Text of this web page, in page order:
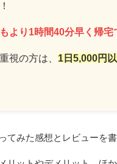
より1時間40分早く帰宅
視の方は、 1日5,000円
てみた感想とレビューを書